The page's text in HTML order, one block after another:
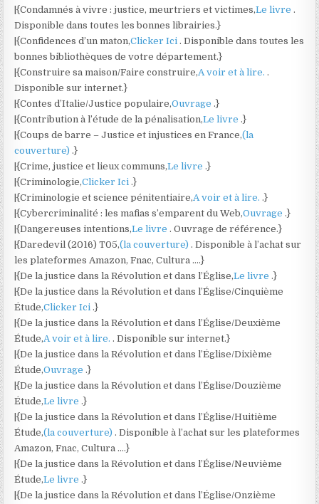
|{Condamnés à vivre : justice, meurtriers et victimes,Le livre.
Disponible dans toutes les bonnes librairies.}
|{Confidences d’un maton,Clicker Ici. Disponible dans toutes les
bonnes bibliothèques de votre département.}
|{Construire sa maison/Faire construire,A voir et à lire..
Disponible sur internet.}
|{Contes d’Italie/Justice populaire,Ouvrage.}
|{Contribution à l’étude de la pénalisation,Le livre.}
|{Coups de barre – Justice et injustices en France,(la
couverture).}
|{Crime, justice et lieux communs,Le livre.}
|{Criminologie,Clicker Ici.}
|{Criminologie et science pénitentiaire,A voir et à lire..}
|{Cybercriminalité : les mafias s’emparent du Web,Ouvrage.}
|{Dangereuses intentions,Le livre. Ouvrage de référence.}
|{Daredevil (2016) T05,(la couverture). Disponible à l’achat sur
les plateformes Amazon, Fnac, Cultura ….}
|{De la justice dans la Révolution et dans l’Église,Le livre.}
|{De la justice dans la Révolution et dans l’Église/Cinquième
Étude,Clicker Ici.}
|{De la justice dans la Révolution et dans l’Église/Deuxième
Étude,A voir et à lire.. Disponible sur internet.}
|{De la justice dans la Révolution et dans l’Église/Dixième
Étude,Ouvrage.}
|{De la justice dans la Révolution et dans l’Église/Douzième
Étude,Le livre.}
|{De la justice dans la Révolution et dans l’Église/Huitième
Étude,(la couverture). Disponible à l’achat sur les plateformes
Amazon, Fnac, Cultura ….}
|{De la justice dans la Révolution et dans l’Église/Neuvième
Étude,Le livre.}
|{De la justice dans la Révolution et dans l’Église/Onzième